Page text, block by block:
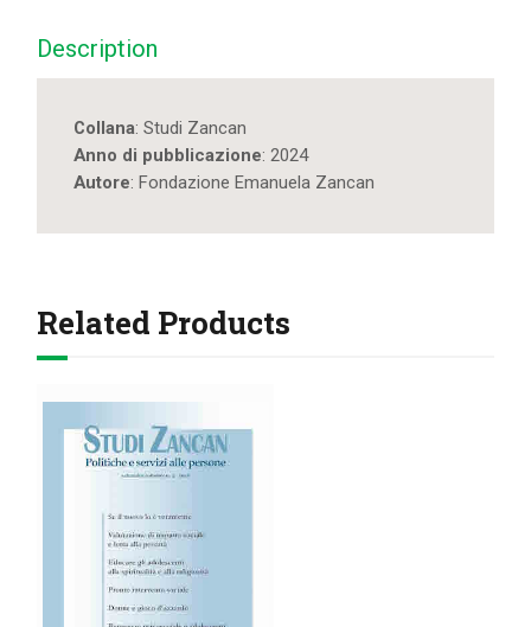
Description
Collana: Studi Zancan
Anno di pubblicazione: 2024
Autore: Fondazione Emanuela Zancan
Related Products